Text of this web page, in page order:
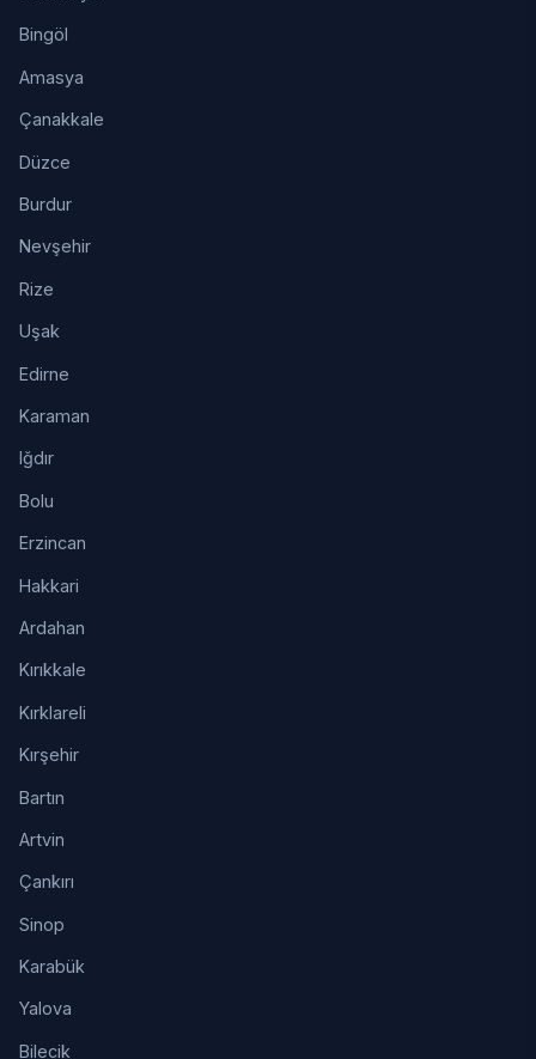
Bingöl
Amasya
Çanakkale
Düzce
Burdur
Nevşehir
Rize
Uşak
Edirne
Karaman
Iğdır
Bolu
Erzincan
Hakkari
Ardahan
Kırıkkale
Kırklareli
Kırşehir
Bartın
Artvin
Çankırı
Sinop
Karabük
Yalova
Bilecik